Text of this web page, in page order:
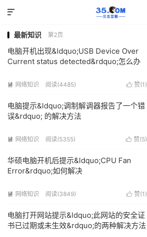

最新知识 第2页
电脑开机出现&ldquo;USB Device Over
Current status detected&rdquo;怎么办
 网络知识 阅读(4485)  赞(1 )
电脑提示&ldquo;调制解调器报告了一个错
误&rdquo; 的解决方法
 网络知识 阅读(5355)  赞(5)
华硕电脑开机后提示&ldquo;CPU Fan
Error&rdquo;如何解决
 网络知识 阅读(3849)  赞(1 )
电脑打开网站提示&ldquo;此网站的安全证
书已过期或未生效&rdquo;的两种解决方法